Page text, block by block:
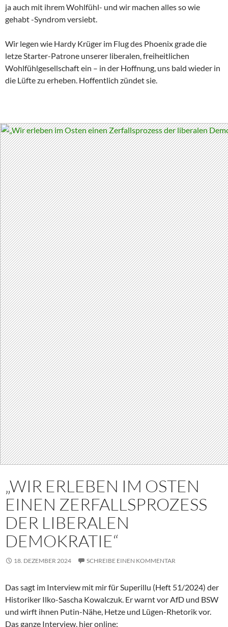
ja auch mit ihrem Wohlfühl- und wir machen alles so wie
gehabt -Syndrom versiebt.
Wir legen wie Hardy Krüger im Flug des Phoenix grade die
letze Starter-Patrone unserer liberalen, freiheitlichen
Wohlfühlgesellschaft ein – in der Hoffnung, uns bald wieder in
die Lüfte zu erheben. Hoffentlich zündet sie.
„WIR ERLEBEN IM OSTEN
EINEN ZERFALLSPROZESS
DER LIBERALEN
DEMOKRATIE“
18. DEZEMBER 2024 SCHREIBE EINEN KOMMENTAR
Das sagt im Interview mit mir für Superillu (Heft 51/2024) der
Historiker Ilko-Sascha Kowalczuk. Er warnt vor AfD und BSW
und wirft ihnen Putin-Nähe, Hetze und Lügen-Rhetorik vor.
Das ganze Interview, hier online: